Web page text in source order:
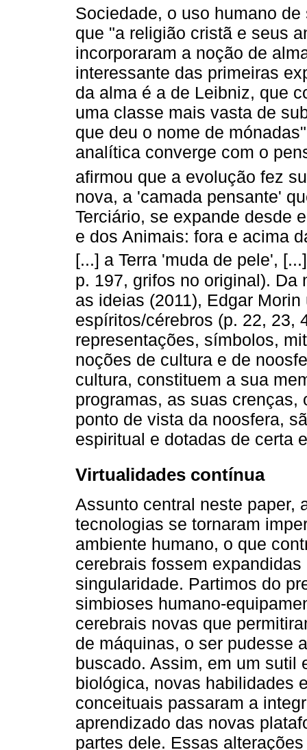
Sociedade, o uso humano
que "a religião cristã e seus
incorporaram a noção de
interessante das primeiras
da alma é a de Leibniz, que
uma classe mais vasta de
que deu o nome de
analítica converge com o
afirmou que a evolução fez
nova, a 'camada pensante'
Terciário, se expande desde
e dos Animais: fora e acima
[...] a Terra 'muda de pele',
p. 197, grifos no original). Da
as ideias (2011), Edgar
espíritos/cérebros (p. 22, 23,
representações, símbolos,
noções de cultura e de
cultura, constituem a sua
programas, as suas
ponto de vista da noosfera,
espiritual e dotadas de certa
Virtualidades contínua
Assunto central neste paper,
tecnologias se tornaram
ambiente humano, o que
cerebrais fossem
singularidade. Partimos do
simbioses humano-
cerebrais novas que
de máquinas, o ser pudesse
buscado. Assim, em um sutil
biológica, novas habilidades
conceituais passaram a
aprendizado das novas
partes dele. Essas